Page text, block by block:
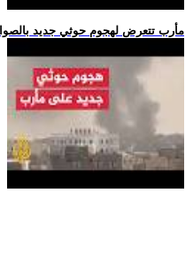
.. مأرب تتعرض لهجوم حوثي جديد